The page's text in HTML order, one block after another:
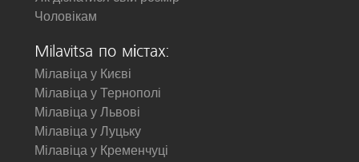
Чоловікам
Milavitsa по містах:
Мілавіца у Києві
Мілавіца у Тернополі
Мілавіца у Львові
Мілавіца у Луцьку
Мілавіца у Кременчуці